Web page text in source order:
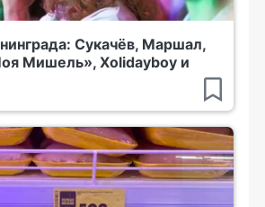
Сукачёв, Маршал,
Мишель», Xolidayboy и